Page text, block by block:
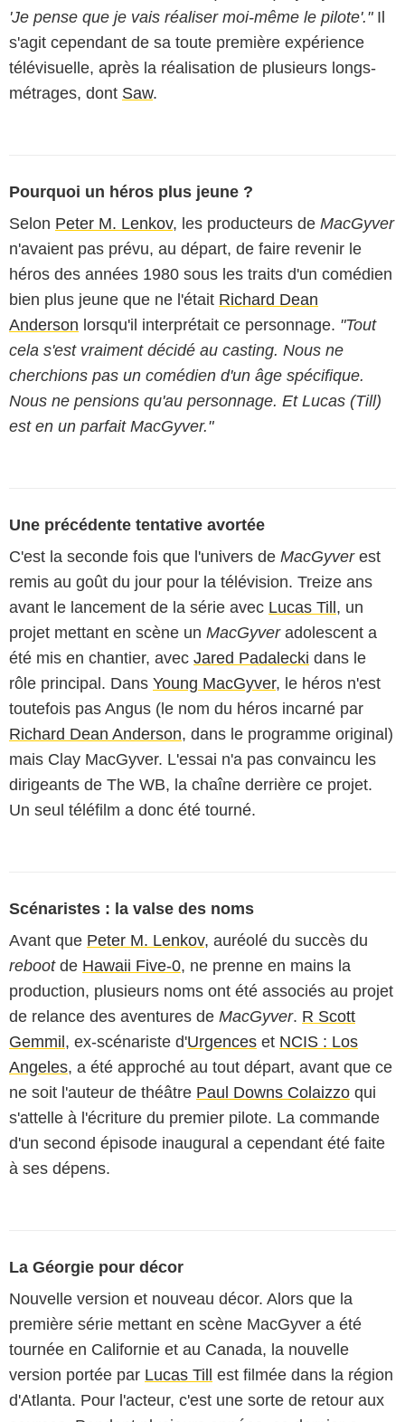
'Je pense que je vais réaliser moi-même le pilote'."Il
s'agit cependant de sa toute première expérience
télévisuelle, après la réalisation de plusieurs longs-
métrages, dont Saw.
Pourquoi un héros plus jeune ?
Selon Peter M. Lenkov, les producteurs de MacGyver
n'avaient pas prévu, au départ, de faire revenir le
héros des années 1980 sous les traits d'un comédien
bien plus jeune que ne l'était Richard Dean
Anderson lorsqu'il interprétait ce personnage. "Tout
cela s'est vraiment décidé au casting. Nous ne
cherchions pas un comédien d'un âge spécifique.
Nous ne pensions qu'au personnage. Et Lucas (Till)
est en un parfait MacGyver."
Une précédente tentative avortée
C'est la seconde fois que l'univers de MacGyverest
remis au goût du jour pour la télévision. Treize ans
avant le lancement de la série avec Lucas Till , un
projet mettant en scène un MacGyveradolescent a
été mis en chantier, avec Jared Padalecki dans le
rôle principal. Dans Young MacGyver, le héros n'est
toutefois pas Angus (le nom du héros incarné par
Richard Dean Anderson, dans le programme original)
mais Clay MacGyver. L'essai n'a pas convaincu les
dirigeants de The WB, la chaîne derrière ce projet.
Un seul téléfilm a donc été tourné.
Scénaristes : la valse des noms
Avant que Peter M. Lenkov, auréolé du succès du
rebootde Hawaii Five-0, ne prenne en mains la
production, plusieurs noms ont été associés au projet
de relance des aventures de MacGyver. R Scott
Gemmil , ex-scénariste d'Urgences et NCIS : Los
Angeles, a été approché au tout départ, avant que ce
ne soit l'auteur de théâtre Paul Downs Colaizzo qui
s'attelle à l'écriture du premier pilote. La commande
d'un second épisode inaugural a cependant été faite
à ses dépens.
La Géorgie pour décor
Nouvelle version et nouveau décor. Alors que la
première série mettant en scène MacGyver a été
tournée en Californie et au Canada, la nouvelle
version portée par Lucas Till
est filmée dans la région
d'Atlanta. Pour l'acteur, c'est une sorte de retour aux